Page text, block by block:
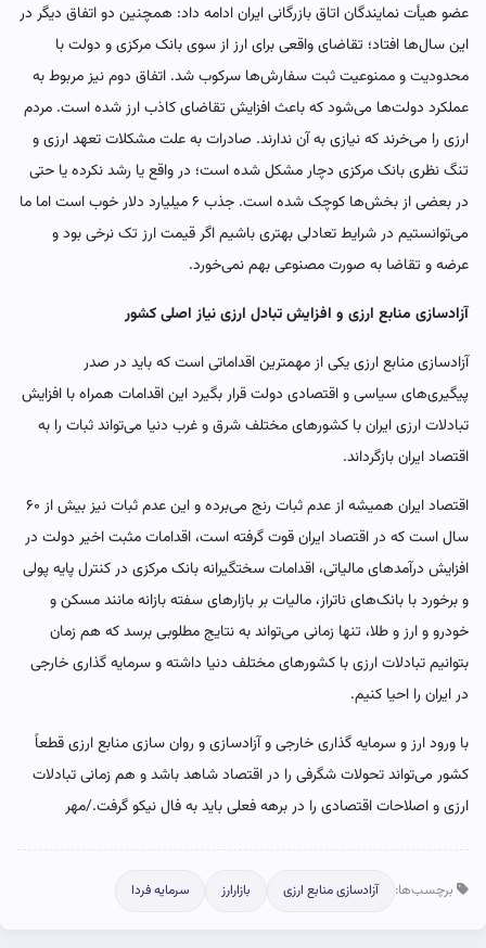
عضو هیأت نمایندگان اتاق بازرگانی ایران ادامه داد: همچنین دو اتفاق دیگر در
این سال‌ها افتاد؛ تقاضای واقعی برای ارز از سوی بانک مرکزی و دولت با
محدودیت و ممنوعیت ثبت سفارش‌ها سرکوب شد. اتفاق دوم نیز مربوط به
عملکرد دولت‌ها می‌شود که باعث افزایش تقاضای کاذب ارز شده است. مردم
ارزی را می‌خرند که نیازی به آن ندارند. صادرات به علت مشکلات تعهد ارزی و
تنگ نظری بانک مرکزی دچار مشکل شده است؛ در واقع یا رشد نکرده یا حتی
در بعضی از بخش‌ها کوچک شده است. جذب ۶ میلیارد دلار خوب است اما ما
می‌توانستیم در شرایط تعادلی بهتری باشیم اگر قیمت ارز تک نرخی بود و
عرضه و تقاضا به صورت مصنوعی بهم نمی‌خورد.
آزادسازی منابع ارزی و افزایش تبادل ارزی نیاز اصلی کشور
آزادسازی منابع ارزی یکی از مهمترین اقداماتی است که باید در صدر
پیگیری‌های سیاسی و اقتصادی دولت قرار بگیرد این اقدامات همراه با افزایش
تبادلات ارزی ایران با کشورهای مختلف شرق و غرب دنیا می‌تواند ثبات را به
اقتصاد ایران بازگرداند.
اقتصاد ایران همیشه از عدم ثبات رنج می‌برده و این عدم ثبات نیز بیش از ۶۰
سال است که در اقتصاد ایران قوت گرفته است، اقدامات مثبت اخیر دولت در
افزایش درآمدهای مالیاتی، اقدامات سختگیرانه بانک مرکزی در کنترل پایه پولی
و برخورد با بانک‌های ناتراز، مالیات بر بازارهای سفته بازانه مانند مسکن و
خودرو و ارز و طلا، تنها زمانی می‌تواند به نتایج مطلوبی برسد که هم زمان
بتوانیم تبادلات ارزی با کشورهای مختلف دنیا داشته و سرمایه گذاری خارجی
در ایران را احیا کنیم.
با ورود ارز و سرمایه گذاری خارجی و آزادسازی و روان سازی منابع ارزی قطعاً
کشور می‌تواند تحولات شگرفی را در اقتصاد شاهد باشد و هم زمانی تبادلات
ارزی و اصلاحات اقتصادی را در برهه فعلی باید به فال نیکو گرفت./مهر
برچسب‌ها: آزادسازی منابع ارزی بازارارز سرمایه فردا